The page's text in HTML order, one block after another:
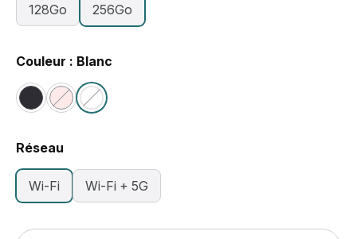
128Go 256Go
Couleur : Blanc
Réseau
Wi-Fi Wi-Fi + 5G